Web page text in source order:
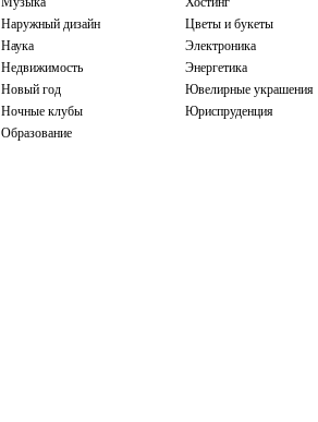
Наружный дизайн
Наука
Недвижимость
Новый год
Ночные клубы
Образование
Цветы и букеты
Электроника
Энергетика
Ювелирные украшения
Юриспруденция